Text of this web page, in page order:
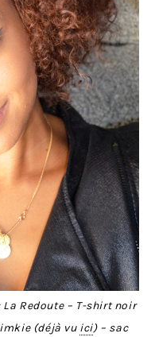
Redoute – T-shirt noir
(déjà vu ici) – sac